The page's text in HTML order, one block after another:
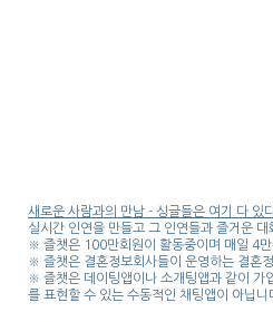
새로운 사람과의 만남 - 싱글들은 여기 다 있
실시간 인연을 만들고 그 인연들과 즐거운 대
※ 즐챗은 100만회원이 활동중이며 매일 4
※ 즐챗은 결혼정보회사들이 운영하는 결혼
※ 즐챗은 데이팅앱이나 소개팅앱과 같이 가
를 표현할 수 있는 수동적인 채팅앱이 아닙니